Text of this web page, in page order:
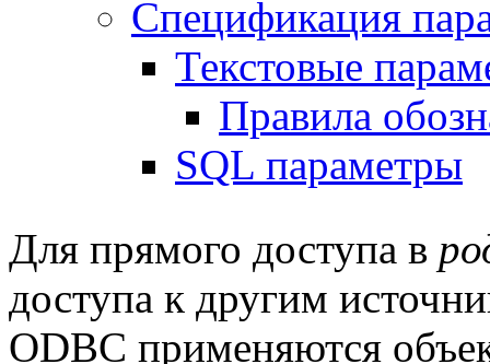
Спецификация
Текстовые
Правила
SQL параметры
Для прямого доступа в
доступа к другим
ODBC применяются